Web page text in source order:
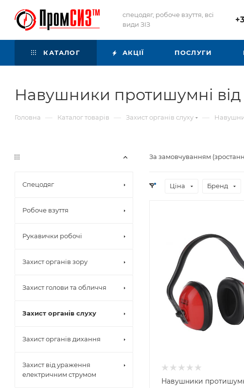
спецодяг, робоче взуття, всі
види ЗІЗ
КАТАЛОГ АКЦІЇ ПОСЛУГИ
Навушники протишумні
Головна — Каталог товарів — Захист органів слуху —
За замовчуванням
Ціна Бренд
Навушники
Спецодяг
Робоче взуття
Рукавички робочі
Захист органів зору
Захист голови та обличчя
Захист органів слуху
Захист органів дихання
Захист від ураження
електричним струмом